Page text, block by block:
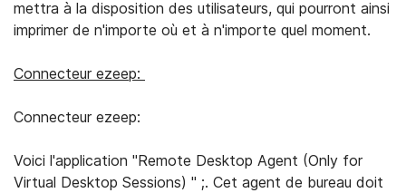
mettra à la disposition des utilisateurs, qui pourront ainsi
imprimer de n'importe où et à n'importe quel moment.
Connecteur ezeep:
Connecteur ezeep:
Voici l'application "Remote Desktop Agent (Only for
Virtual Desktop Sessions) " ;. Cet agent de bureau doit